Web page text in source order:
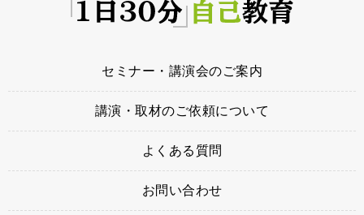
セミナー・講演会のご案内
講演・取材のご依頼について
よくある質問
お問い合わせ